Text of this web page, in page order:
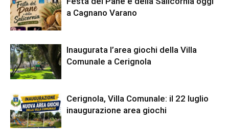
a Cagnano Varano
Inaugurata l’area giochi della Villa
Comunale a Cerignola
Cerignola, Villa Comunale: il 22 luglio
inaugurazione area giochi